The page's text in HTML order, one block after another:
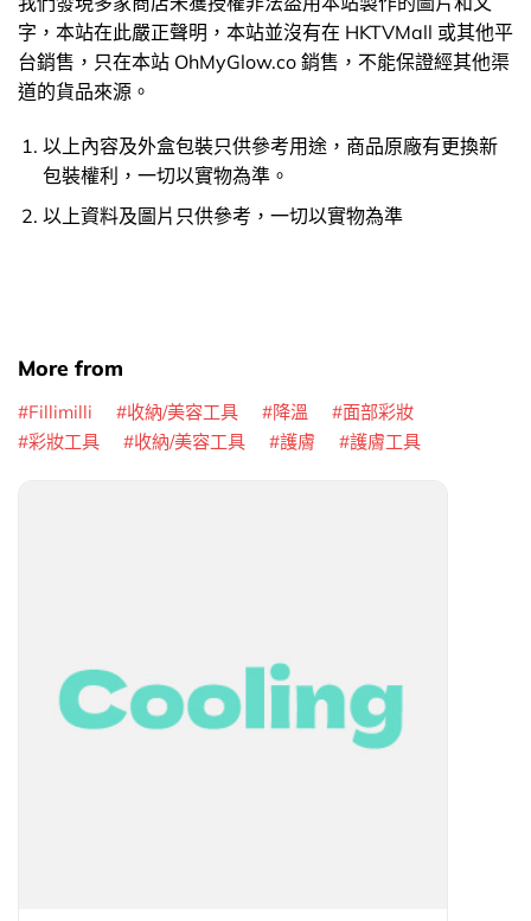
字，本站在此嚴正聲明，本站並沒有在 HKTVMall 或其他平
台銷售，只在本站 OhMyGlow.co 銷售，不能保證經其他渠
道的貨品來源。
以上內容及外盒包裝只供參考用途，商品原廠有更換新
包裝權利，一切以實物為準。
以上資料及圖片只供參考，一切以實物為準
More from
Fillimilli 收納/美容工具 降溫
面部彩妝
彩妝工具
收納/美容工具 護膚 護膚工具